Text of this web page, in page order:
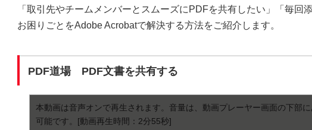
「取引先やチームメンバーとスムーズにPDFを共有したい」「毎回
お困りごとをAdobe Acrobatで解決する方法をご紹介します。
PDF道場 PDF文書を共有する
本動画は音声オンで再生されます。音量は、動画プレーヤー画面の下部
可能です。 [動画再生時間：2分55秒]